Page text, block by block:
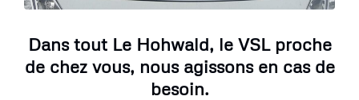
Dans tout Le Hohwald, le VSL proche
de chez vous, nous agissons en cas de
besoin.